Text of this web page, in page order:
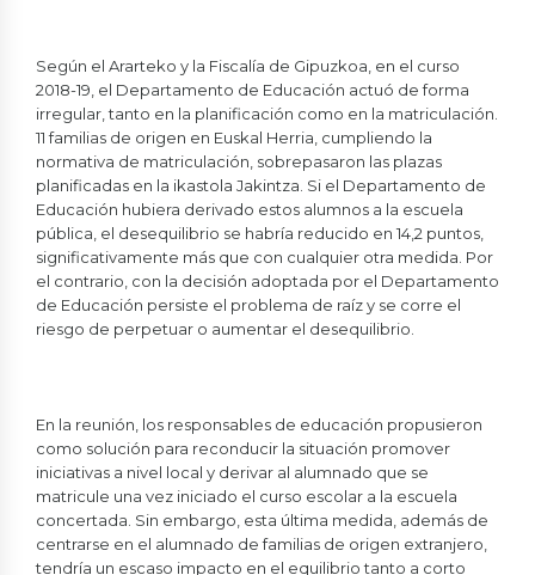
Según el Ararteko y la Fiscalía de Gipuzkoa, en el curso
2018-19, el Departamento de Educación actuó de forma
irregular, tanto en la planificación como en la matriculación.
11 familias de origen en Euskal Herria, cumpliendo la
normativa de matriculación, sobrepasaron las plazas
planificadas en la ikastola Jakintza. Si el Departamento de
Educación hubiera derivado estos alumnos a la escuela
pública, el desequilibrio se habría reducido en 14,2 puntos,
significativamente más que con cualquier otra medida. Por
el contrario, con la decisión adoptada por el Departamento
de Educación persiste el problema de raíz y se corre el
riesgo de perpetuar o aumentar el desequilibrio.
En la reunión, los responsables de educación propusieron
como solución para reconducir la situación promover
iniciativas a nivel local y derivar al alumnado que se
matricule una vez iniciado el curso escolar a la escuela
concertada. Sin embargo, esta última medida, además de
centrarse en el alumnado de familias de origen extranjero,
tendría un escaso impacto en el equilibrio tanto a corto